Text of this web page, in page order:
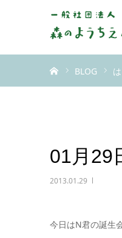
BLOG
01月29
2013.01.29
今日はN君の誕生